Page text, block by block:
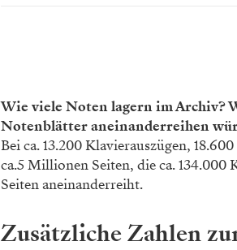
Wie viele Noten lagern im Archiv?
Notenblätter aneinanderreihen
Bei ca. 13.200 Klavierauszügen,
ca.5 Millionen Seiten, die ca. 134.000
Seiten aneinanderreiht.
Zusätzliche Zahlen